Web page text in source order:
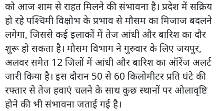
को आज शाम से राहत मिलने की संभावना है। प्रदेश में सक्रिय
हो रहे पश्चिमी विक्षोभ के प्रभाव से मौसम का मिजाज बदलने
लगेगा, जिससे कई इलाकों में तेज आंधी और बारिश का दौर
शुरू हो सकता है। मौसम विभाग ने गुरुवार के लिए जयपुर,
अलवर समेत 12 जिलों में आंधी और बारिश का ऑरेंज अलर्ट
जारी किया है। इस दौरान 50 से 60 किलोमीटर प्रति घंटे की
रफ्तार से तेज हवाएं चलने के साथ कुछ स्थानों पर ओलावृष्टि
होने की भी संभावना जताई गई है।